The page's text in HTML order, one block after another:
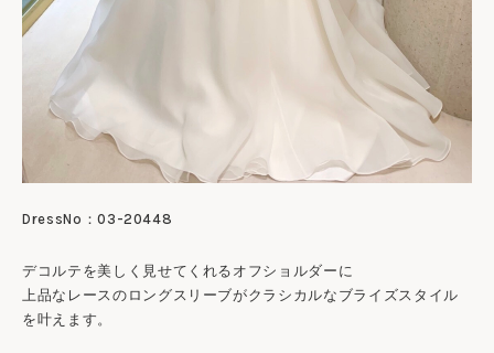
DressNo：03-20448
デコルテを美しく見せてくれるオフショルダーに
上品なレースのロングスリーブがクラシカルなブライズスタイル
を叶えます。